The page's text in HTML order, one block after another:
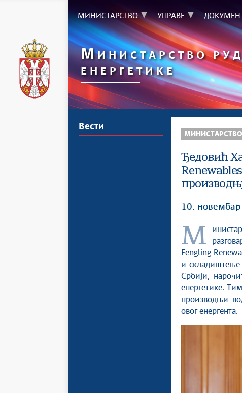
МИНИСТАРСТВО УПРАВЕ
МИНИСТАРСТВО
ЕНЕРГЕТИКЕ
Вести
МИНИСТАРСТВО
Ђедовић
10.
Министарка рударства и енергетике Дубравка Ђедовић Хандановић
Fengling
и складиштење
Србији,
енергетике.
производњи
овог енергента.